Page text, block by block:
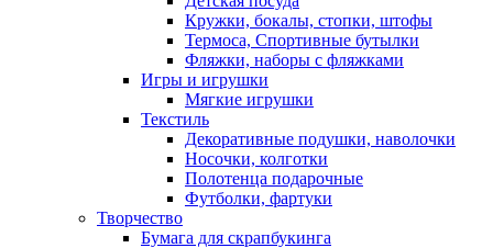
Кружки, бокалы, стопки, штофы
Термоса, Спортивные бутылки
Фляжки, наборы с фляжками
Игры и игрушки
Мягкие игрушки
Текстиль
Декоративные подушки, наволочки
Носочки, колготки
Полотенца подарочные
Футболки, фартуки
Творчество
Бумага для скрапбукинга